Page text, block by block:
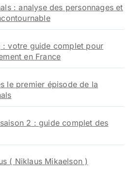
: analyse des personnages et
: votre guide complet pour
en France
le premier épisode de la
2 : guide complet des
( Niklaus Mikaelson )